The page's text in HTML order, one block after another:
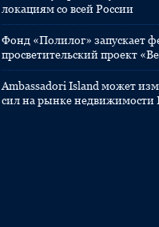
локациям со всей России
Фонд «Полилог» запускает
просветительский проект
Ambassadori Island может
сил на рынке недвижимости